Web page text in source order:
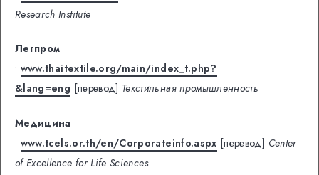
Research Institute
Легпром
• www.thaitextile.org/main/index_t.php?
&lang=eng [перевод] Текстильная промышленность
Медицина
• www.tcels.or.th/en/Corporateinfo.aspx [перевод] Center
of Excellence for Life Sciences